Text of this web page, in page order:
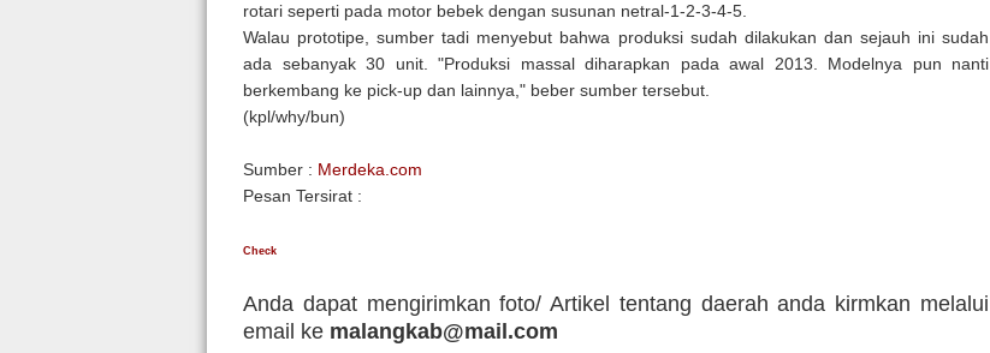
rotari seperti pada motor bebek dengan susunan netral-1-2-3-4-5.
Walau prototipe, sumber tadi menyebut bahwa produksi sudah dilakukan dan sejauh ini sudah
ada sebanyak 30 unit. "Produksi massal diharapkan pada awal 2013. Modelnya pun nanti
berkembang ke pick-up dan lainnya," beber sumber tersebut.
(kpl/why/bun)
Sumber : Merdeka.com
Pesan Tersirat :
Check
Anda dapat mengirimkan foto/ Artikel tentang daerah anda kirmkan melalui
email ke malangkab@mail.com